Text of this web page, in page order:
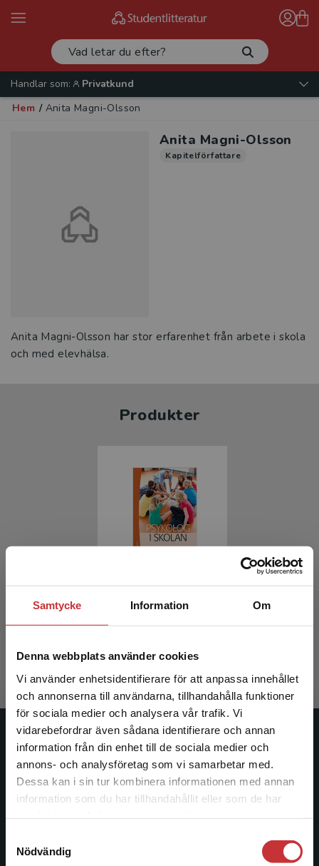
Samtycke Information Om
Denna webbplats använder cookies
Vi använder enhetsidentifierare för att anpassa innehållet
och annonserna till användarna, tillhandahålla funktioner
för sociala medier och analysera vår trafik. Vi
vidarebefordrar även sådana identifierare och annan
information från din enhet till de sociala medier och
annons- och analysföretag som vi samarbetar med.
Dessa kan i sin tur kombinera informationen med annan
information som du har tillhandahållit eller som de har
Nödvändig
Begränsad fraktregion
Det verkar som att du besöker
studentlitteratur.se via en enhet utanför Sverige.
Vi erbjuder inte leveranser utanför Sverige. För
att kunna slutföra ett köp måste
Handlar som:
Privatkund
Hem / Anita Magni-Olsson
Anita Magni-Olsson
Kapitelförfattare
Anita Magni-Olsson har stor erfarenhet från arbete i skola
och med elevhälsa.
Produkter
Psykolog i skolan
Schad, Elinor (red.)
Exkl. moms: 349 kr
Studentlitteratur
Studentlitteratur grundades 1963 och är idag Sveriges
ledande utbildningsförlag. Med läromedel, kurslitteratur,
längs hela kunskapsresan.